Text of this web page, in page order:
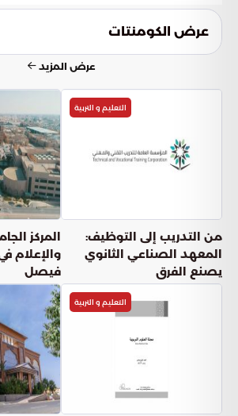
وماجستير إدارة الأعمال (MBA) لخريجي الكليات العسكرية.
عرض الكومنتات
عرض المزيد
التعليم و التربية
من التدريب إلى التوظيف:
المعهد الصناعي الثانوي
يصنع الفرق
المركز
والإعلام
فيصل
التعليم و التربية